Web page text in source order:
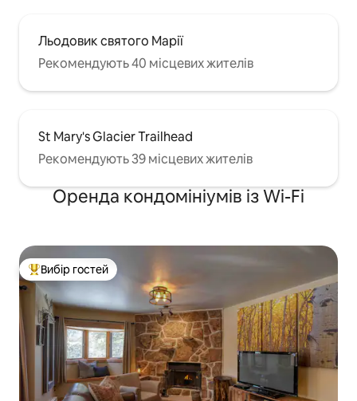
Льодовик святого Марії
Рекомендують 40 місцевих жителів
St Mary's Glacier Trailhead
Рекомендують 39 місцевих жителів
Оренда кондомініумів із Wi-Fi
Топ вибір гостей
Вибір гостей